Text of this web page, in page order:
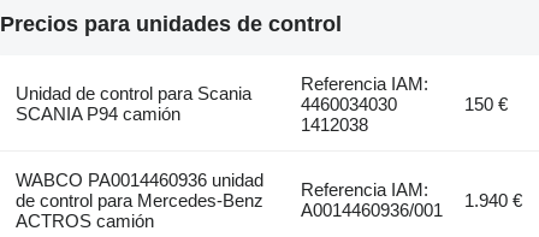
Precios para unidades de control
Unidad de control para Scania
SCANIA P94 camión
Referencia IAM:
4460034030
1412038
150 €
WABCO PA0014460936 unidad
de control para Mercedes-Benz
ACTROS camión
Referencia IAM:
A0014460936/001
1.940 €